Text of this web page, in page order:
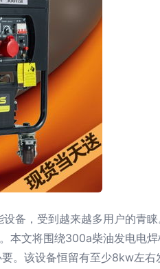
备，受到越来越多用户的青
本文将围绕300a柴油发电电
。该设备恒留有至少8kw左右